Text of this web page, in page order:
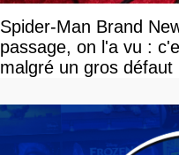
Spider-Man Brand
passage, on l'a vu :
malgré un gros défaut